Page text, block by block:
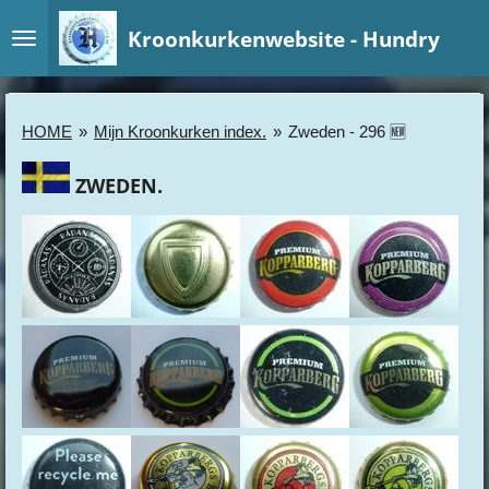
direct
naar
hoofdinhoud
Kroonkurkenwebsite - Hundry
HOME » Mijn Kroonkurken index. » Zweden - 296 🆕
ZWEDEN.